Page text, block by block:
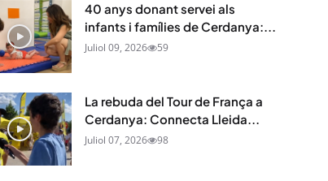
40 anys donant servei als
infants i famílies de Cerdanya:...
Juliol 09, 2026 59
La rebuda del Tour de França a
Cerdanya: Connecta Lleida...
Juliol 07, 2026 98